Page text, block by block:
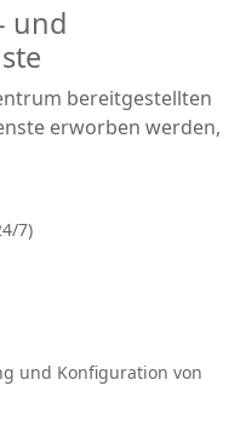
und
bereitgestellten
erworben werden,
7)
und Konfiguration von